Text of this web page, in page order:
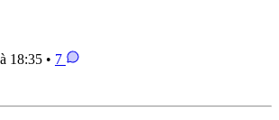
18:35 • 7